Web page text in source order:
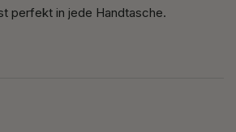
perfekt in jede Handtasche.